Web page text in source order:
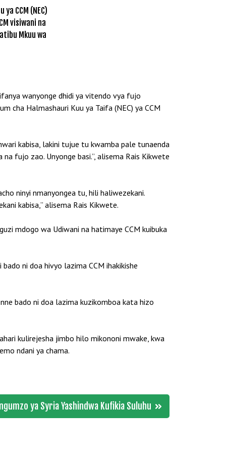
CCM (NEC)
visiwani na
Mkuu wa
wanyonge dhidi ya vitendo vya fujo
cha Halmashauri Kuu ya Taifa (NEC) ya CCM
kabisa, lakini tujue tu kwamba pale tunaenda
fujo zao. Unyonge basi.”, alisema Rais Kikwete
ninyi nmanyongea tu, hili haliwezekani.
kabisa,” alisema Rais Kikwete.
mdogo wa Udiwani na hatimaye CCM kuibuka
ni doa hivyo lazima CCM ihakikishe
bado ni doa lazima kuzikomboa kata hizo
kulirejesha jimbo hilo mikononi mwake, kwa
ndani ya chama.
ya Syria Yashindwa Kufikia Suluhu